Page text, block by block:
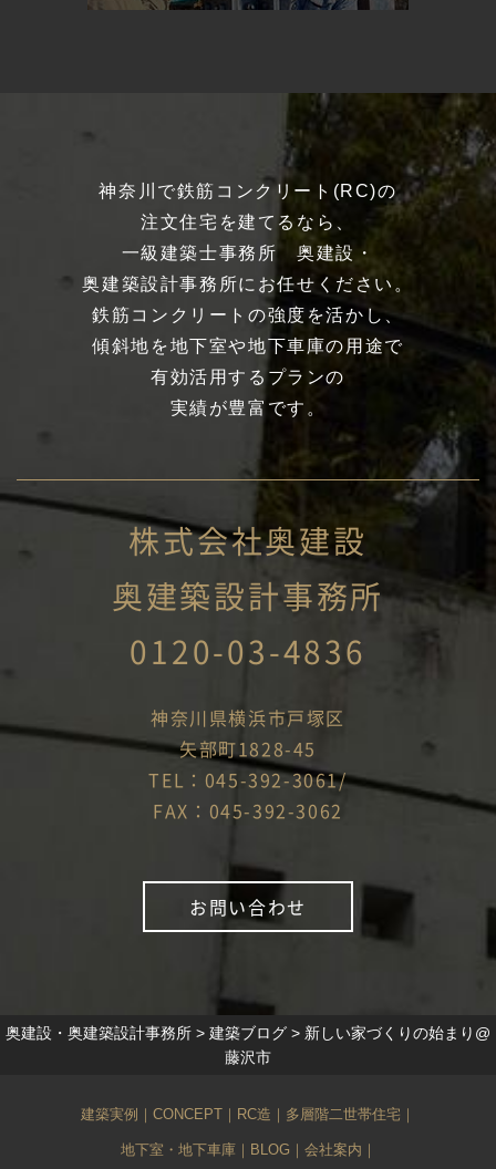
神奈川で鉄筋コンクリート(RC)の
注文住宅を建てるなら、
一級建築士事務所 奥建設・
奥建築設計事務所にお任せください。
鉄筋コンクリートの強度を活かし、
傾斜地を地下室や地下車庫の用途で
有効活用するプランの
実績が豊富です。
株式会社奥建設
奥建築設計事務所
0120-03-4836
神奈川県横浜市戸塚区
矢部町1828-45
TEL：045-392-3061/
FAX：045-392-3062
お問い合わせ
奥建設・奥建築設計事務所 > 建築ブログ > 新しい家づくりの始まり@
藤沢市
建築実例 ｜ CONCEPT ｜ RC造 ｜ 多層階二世帯住宅 ｜
地下室・地下車庫｜ BLOG ｜ 会社案内 ｜